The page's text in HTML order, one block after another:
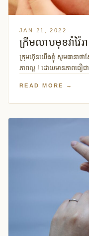
JAN 21, 2022
ក្រុមហ៊ុនយើងខ្ញុំ សូមធានាថា
ភាពល្អ ! ដោយមានភាពជ
READ MORE →